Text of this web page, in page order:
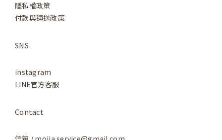
隱私權政策
付款與運送政策
SNS
instagram
LINE官方客服
Contact